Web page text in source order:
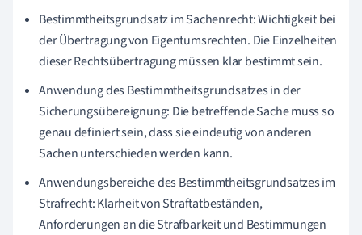
Bestimmtheitsgrundsatz im Sachenrecht: Wichtigkeit bei
der Übertragung von Eigentumsrechten. Die Einzelheiten
dieser Rechtsübertragung müssen klar bestimmt sein.
Anwendung des Bestimmtheitsgrundsatzes in der
Sicherungsübereignung: Die betreffende Sache muss so
genau definiert sein, dass sie eindeutig von anderen
Sachen unterschieden werden kann.
Anwendungsbereiche des Bestimmtheitsgrundsatzes im
Strafrecht: Klarheit von Straftatbeständen,
Anforderungen an die Strafbarkeit und Bestimmungen